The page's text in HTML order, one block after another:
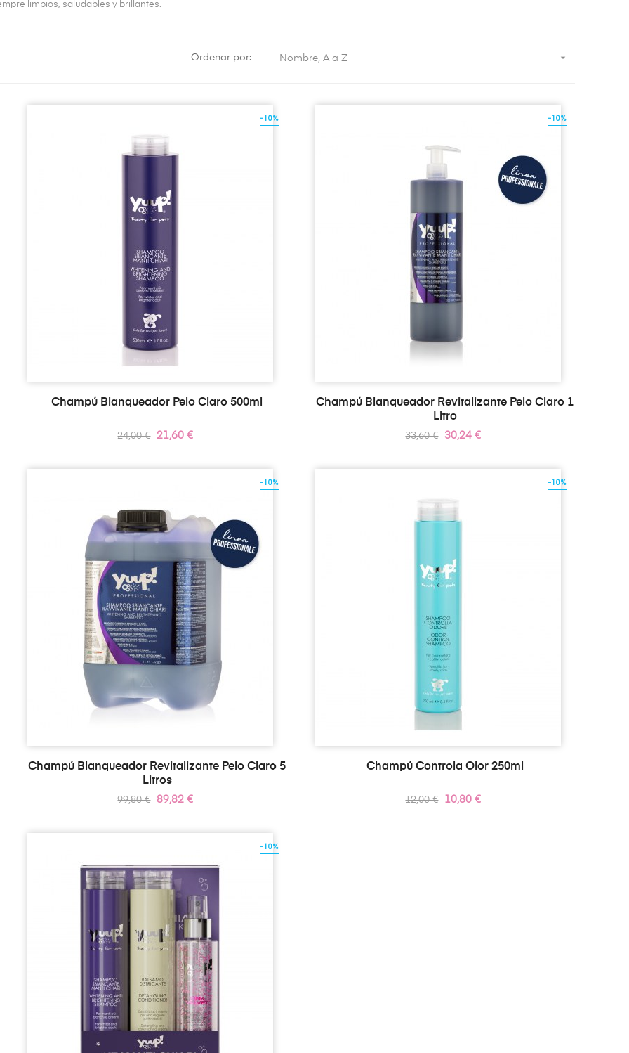
limpios, saludables y brillantes.
Ordenar por: Nombre, A a Z 
Champú Blanqueador Pelo Claro 500ml
Precio
24,00 €
-10%
Precio
21,60 €
Champú Blanqueador Revitalizante Pelo Claro 1
Litro
Precio
33,60 €
-10%
Precio
30,24 €
Champú Blanqueador Revitalizante Pelo Claro 5
Litros
Precio
99,80 €
-10%
Precio
89,82 €
Champú Controla Olor 250ml
Precio
12,00 €
-10%
Precio
10,80 €
-10%